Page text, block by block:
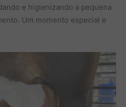
e higienizando a pequena
Um momento especial e